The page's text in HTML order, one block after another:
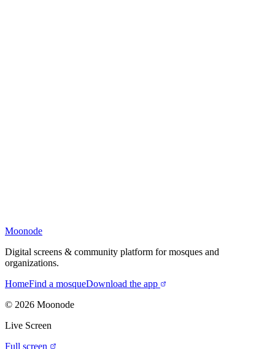
Moonode
Digital screens & community platform for mosques and
organizations.
HomeFind a mosqueDownload the app
© 2026 Moonode
Live Screen
Full screen